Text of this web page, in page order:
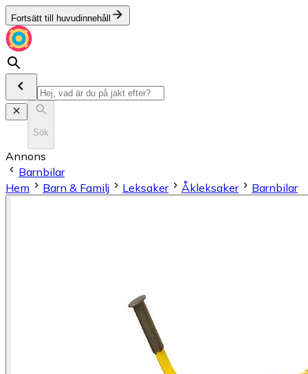
Fortsätt till huvudinnehåll
Sök
Annons
Barnbilar
Hem
Barn & Familj Leksaker Åkleksaker Barnbilar